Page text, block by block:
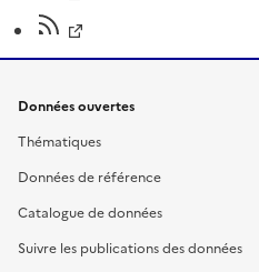
Données ouvertes
Thématiques
Données de référence
Catalogue de données
Suivre les publications des données